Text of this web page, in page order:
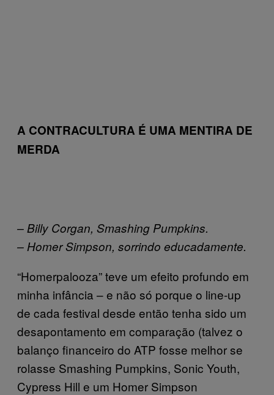
A CONTRACULTURA É UMA MENTIRA DE
MERDA
– Billy Corgan, Smashing Pumpkins.
– Homer Simpson, sorrindo educadamente.
“Homerpalooza” teve um efeito profundo em
minha infância – e não só porque o line-up
de cada festival desde então tenha sido um
desapontamento em comparação (talvez o
balanço financeiro do ATP fosse melhor se
rolasse Smashing Pumpkins, Sonic Youth,
Cypress Hill e um Homer Simpson